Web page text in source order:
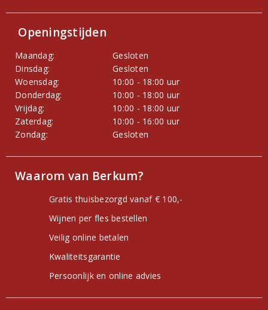
Openingstijden
Maandag:
Gesloten
Dinsdag:
Gesloten
Woensdag:
10:00 - 18:00 uur
Donderdag:
10:00 - 18:00 uur
Vrijdag:
10:00 - 18:00 uur
Zaterdag:
10:00 - 16:00 uur
Zondag:
Gesloten
Waarom van Berkum?
Gratis thuisbezorgd vanaf € 100,-
Wijnen per fles bestellen
Veilig online betalen
Kwaliteitsgarantie
Persoonlijk en online advies